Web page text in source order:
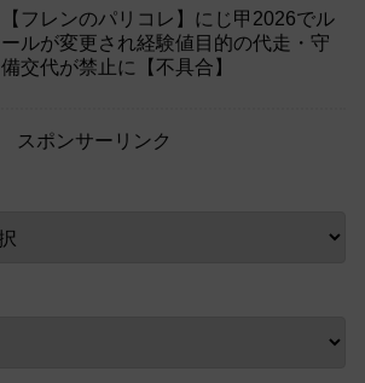
【フレンのパリコレ】にじ甲2026でル
ールが変更され経験値目的の代走・守
備交代が禁止に【不具合】
スポンサーリンク